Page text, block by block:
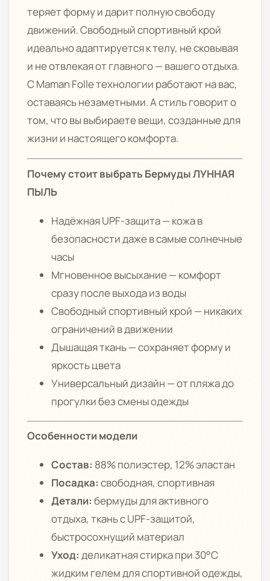
теряет форму и дарит полную свободу
движений. Свободный спортивный крой
идеально адаптируется к телу, не сковывая
и не отвлекая от главного — вашего отдыха.
С Maman Folle технологии работают на вас,
оставаясь незаметными. А стиль говорит о
том, что вы выбираете вещи, созданные для
жизни и настоящего комфорта.
Почему стоит выбрать Бермуды ЛУННАЯ
ПЫЛЬ
Надёжная UPF-защита — кожа в
безопасности даже в самые солнечные
часы
Мгновенное высыхание — комфорт
сразу после выхода из воды
Свободный спортивный крой — никаких
ограничений в движении
Дышащая ткань — сохраняет форму и
яркость цвета
Универсальный дизайн — от пляжа до
прогулки без смены одежды
Особенности модели
Состав: 88% полиэстер, 12% эластан
Посадка: свободная, спортивная
Детали: бермуды для активного
отдыха, ткань с UPF-защитой,
быстросохнущий материал
Уход: деликатная стирка при 30°C
жидким гелем для спортивной одежды,